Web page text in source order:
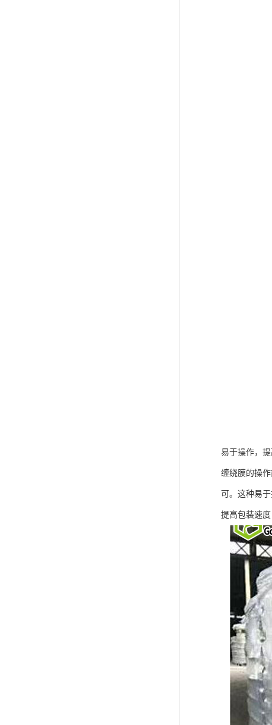
易于操作，
缠绕膜的操
可。这种易
提高包装速度